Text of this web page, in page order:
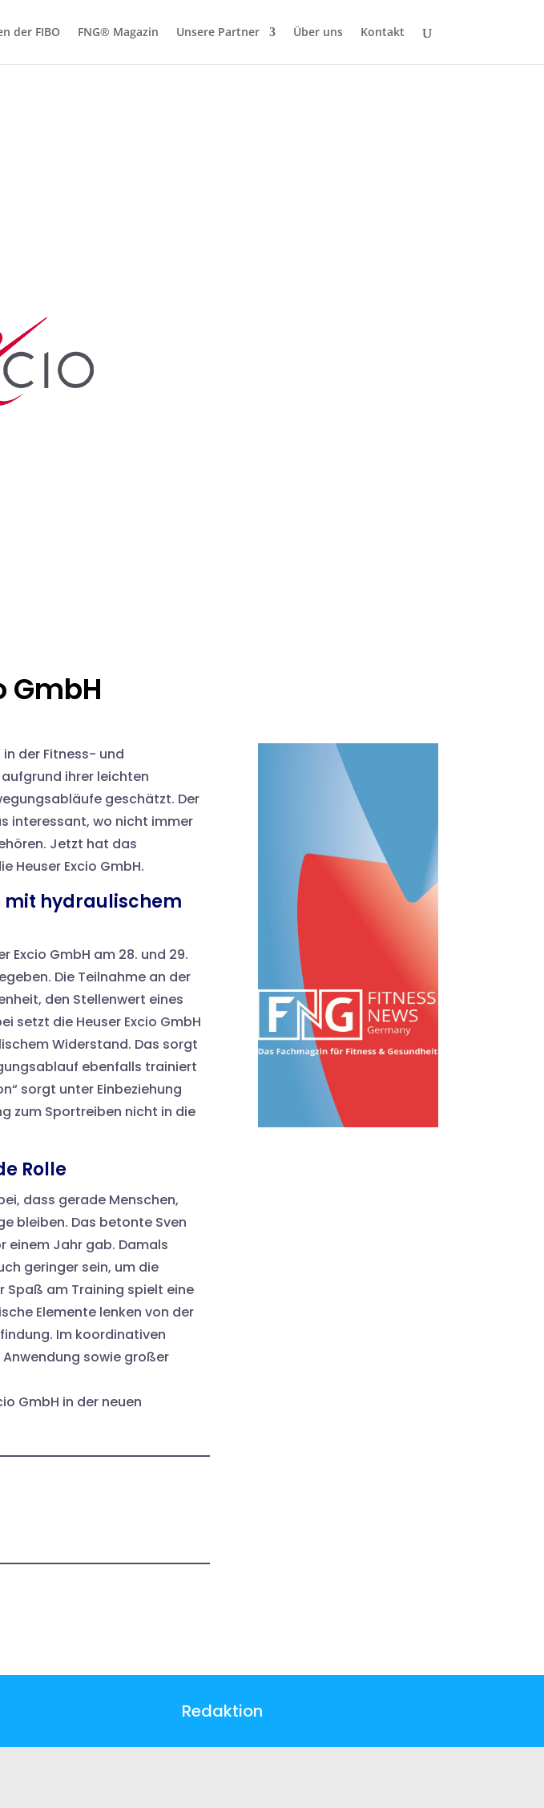
der FIBO FNG® Magazin Unsere Partner Über uns Kontakt
GmbH
der Fitness- und
ihrer leichten
geschätzt. Der
interessant, wo nicht immer
Jetzt hat das
Heuser Excio GmbH.
mit hydraulischem
Excio GmbH am 28. und 29.
Die Teilnahme an der
den Stellenwert eines
setzt die Heuser Excio GmbH
Widerstand. Das sorgt
ebenfalls trainiert
sorgt unter Einbeziehung
zum Sportreiben nicht in die
Rolle
dass gerade Menschen,
bleiben. Das betonte Sven
einem Jahr gab. Damals
geringer sein, um die
Spaß am Training spielt eine
Elemente lenken von der
Im koordinativen
sowie großer
GmbH in der neuen
Redaktion